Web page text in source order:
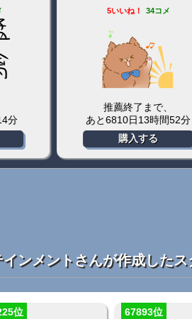
あと91日17時間19分
ンメントさんが作成した
位 67893位